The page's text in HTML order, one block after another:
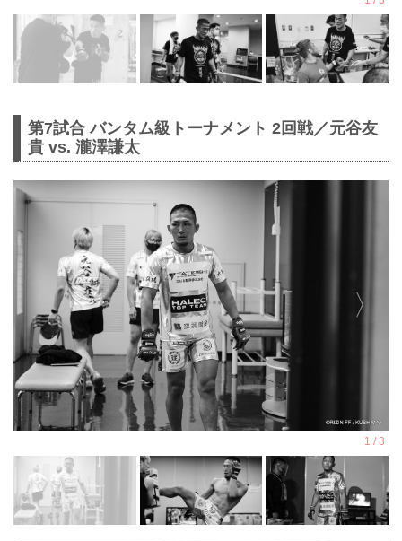
第7試合 バンタム級トーナメント 2回戦／元谷友
貴 vs. 瀧澤謙太